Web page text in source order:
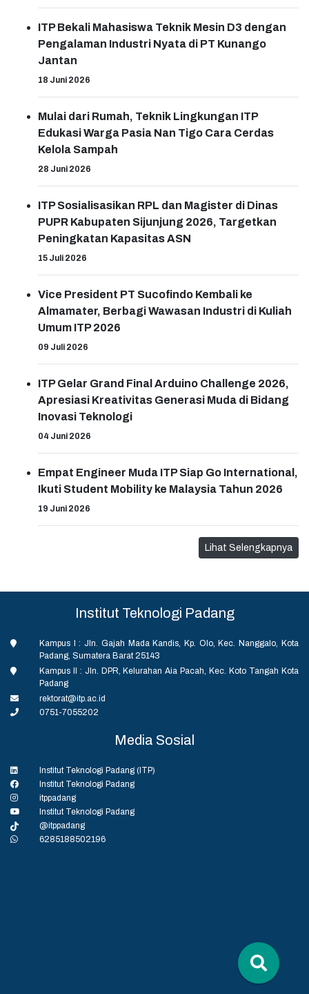
ITP Bekali Mahasiswa Teknik Mesin D3 dengan
Pengalaman Industri Nyata di PT Kunango
Jantan
18 Juni 2026
Mulai dari Rumah, Teknik Lingkungan ITP
Edukasi Warga Pasia Nan Tigo Cara Cerdas
Kelola Sampah
28 Juni 2026
ITP Sosialisasikan RPL dan Magister di Dinas
PUPR Kabupaten Sijunjung 2026, Targetkan
Peningkatan Kapasitas ASN
15 Juli 2026
Vice President PT Sucofindo Kembali ke
Almamater, Berbagi Wawasan Industri di Kuliah
Umum ITP 2026
09 Juli 2026
ITP Gelar Grand Final Arduino Challenge 2026,
Apresiasi Kreativitas Generasi Muda di Bidang
Inovasi Teknologi
04 Juni 2026
Empat Engineer Muda ITP Siap Go International,
Ikuti Student Mobility ke Malaysia Tahun 2026
19 Juni 2026
Lihat Selengkapnya
Institut Teknologi Padang
Kampus I : Jln. Gajah Mada Kandis, Kp. Olo, Kec. Nanggalo, Kota
Padang, Sumatera Barat 25143
Kampus II : Jln. DPR, Kelurahan Aia Pacah, Kec. Koto Tangah Kota
Padang
rektorat@itp.ac.id
0751-7055202
Media Sosial
Institut Teknologi Padang (ITP)
Institut Teknologi Padang
itppadang
Institut Teknologi Padang
@itppadang
6285188502196